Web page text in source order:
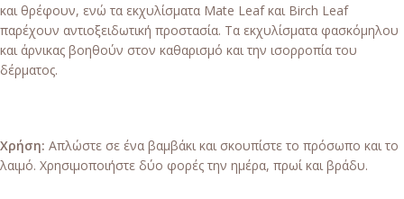
και θρέφουν, ενώ τα εκχυλίσματα Mate Leaf και Birch Leaf
παρέχουν αντιοξειδωτική προστασία. Τα εκχυλίσματα φασκόμηλου
και άρνικας βοηθούν στον καθαρισμό και την ισορροπία του
δέρματος.
Χρήση: Aπλώστε σε ένα βαμβάκι και σκουπίστε το πρόσωπο και το
λαιμό. Χρησιμοποιήστε δύο φορές την ημέρα, πρωί και βράδυ.